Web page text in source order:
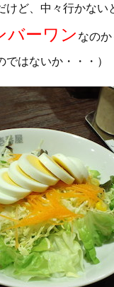
けど、中々行かない
バーワン なの
ではないか・・・）